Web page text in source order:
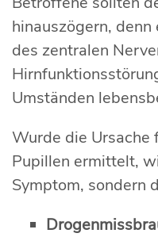
hinauszögern,
des zentralen
Umständen
Wurde die
Pupillen ermittelt,
Symptom, sondern